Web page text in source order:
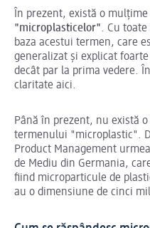
În prezent, există o
"microplasticelor". Cu
baza acestui termen, care
generalizat și explicat
decât par la prima vedere.
claritate aici.
Până în prezent, nu există
termenului "microplastic".
Product Management
de Mediu din Germania,
fiind microparticule de
au o dimensiune de cinci